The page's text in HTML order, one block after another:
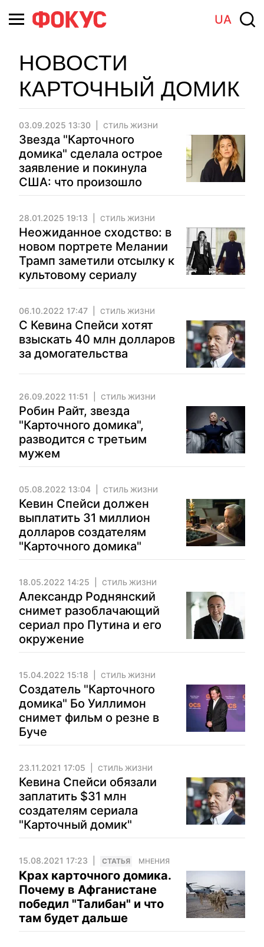
UA
НОВОСТИ
КАРТОЧНЫЙ ДОМИК
03.09.2025 13:30 СТИЛЬ ЖИЗНИ
Звезда "Карточного
домика" сделала острое
заявление и покинула
США: что произошло
28.01.2025 19:13 СТИЛЬ ЖИЗНИ
Неожиданное сходство: в
новом портрете Мелании
Трамп заметили отсылку к
культовому сериалу
06.10.2022 17:47 СТИЛЬ ЖИЗНИ
С Кевина Спейси хотят
взыскать 40 млн долларов
за домогательства
26.09.2022 11:51 СТИЛЬ ЖИЗНИ
Робин Райт, звезда
"Карточного домика",
разводится с третьим
мужем
05.08.2022 13:04 СТИЛЬ ЖИЗНИ
Кевин Спейси должен
выплатить 31 миллион
долларов создателям
"Карточного домика"
18.05.2022 14:25 СТИЛЬ ЖИЗНИ
Александр Роднянский
снимет разоблачающий
сериал про Путина и его
окружение
15.04.2022 15:18 СТИЛЬ ЖИЗНИ
Создатель "Карточного
домика" Бо Уиллимон
снимет фильм о резне в
Буче
23.11.2021 17:05 СТИЛЬ ЖИЗНИ
Кевина Спейси обязали
заплатить $31 млн
создателям сериала
"Карточный домик"
15.08.2021 17:23 CТАТЬЯ МНЕНИЯ
Крах карточного домика.
Почему в Афганистане
победил "Талибан" и что
там будет дальше